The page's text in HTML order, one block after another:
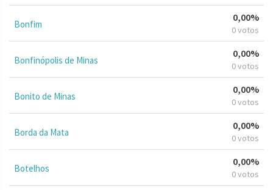
Bonfim
0,00%
0 votos
Bonfinópolis de Minas
0,00%
0 votos
Bonito de Minas
0,00%
0 votos
Borda da Mata
0,00%
0 votos
Botelhos
0,00%
0 votos